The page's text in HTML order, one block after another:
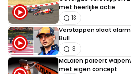
met heerlijke actie
13
Verstappen slaat
Bull
3
McLaren pareert
met eigen concept